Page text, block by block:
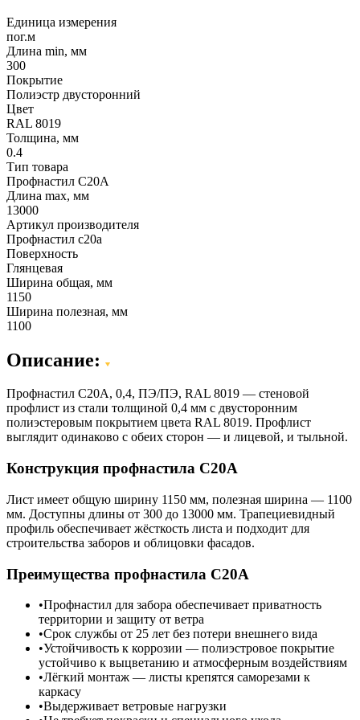
Единица измерения
пог.м
Длина min, мм
300
Покрытие
Полиэстр двусторонний
Цвет
RAL 8019
Толщина, мм
0.4
Тип товара
Профнастил С20А
Длина max, мм
13000
Артикул производителя
Профнастил c20a
Поверхность
Глянцевая
Ширина общая, мм
1150
Ширина полезная, мм
1100
Описание:
Профнастил C20A, 0,4, ПЭ/ПЭ, RAL 8019 — стеновой
профлист из стали толщиной 0,4 мм с двусторонним
полиэстеровым покрытием цвета RAL 8019. Профлист
выглядит одинаково с обеих сторон — и лицевой, и тыльной.
Конструкция профнастила С20А
Лист имеет общую ширину 1150 мм, полезная ширина — 1100
мм. Доступны длины от 300 до 13000 мм. Трапециевидный
профиль обеспечивает жёсткость листа и подходит для
строительства заборов и облицовки фасадов.
Преимущества профнастила С20А
Профнастил для забора обеспечивает приватность
территории и защиту от ветра
Срок службы от 25 лет без потери внешнего вида
Устойчивость к коррозии — полиэстровое покрытие
устойчиво к выцветанию и атмосферным воздействиям
Лёгкий монтаж — листы крепятся саморезами к
каркасу
Выдерживает ветровые нагрузки